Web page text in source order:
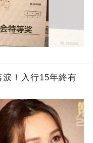
！入行15年終有